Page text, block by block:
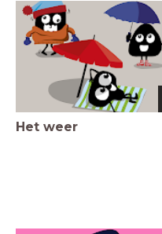
Het weer